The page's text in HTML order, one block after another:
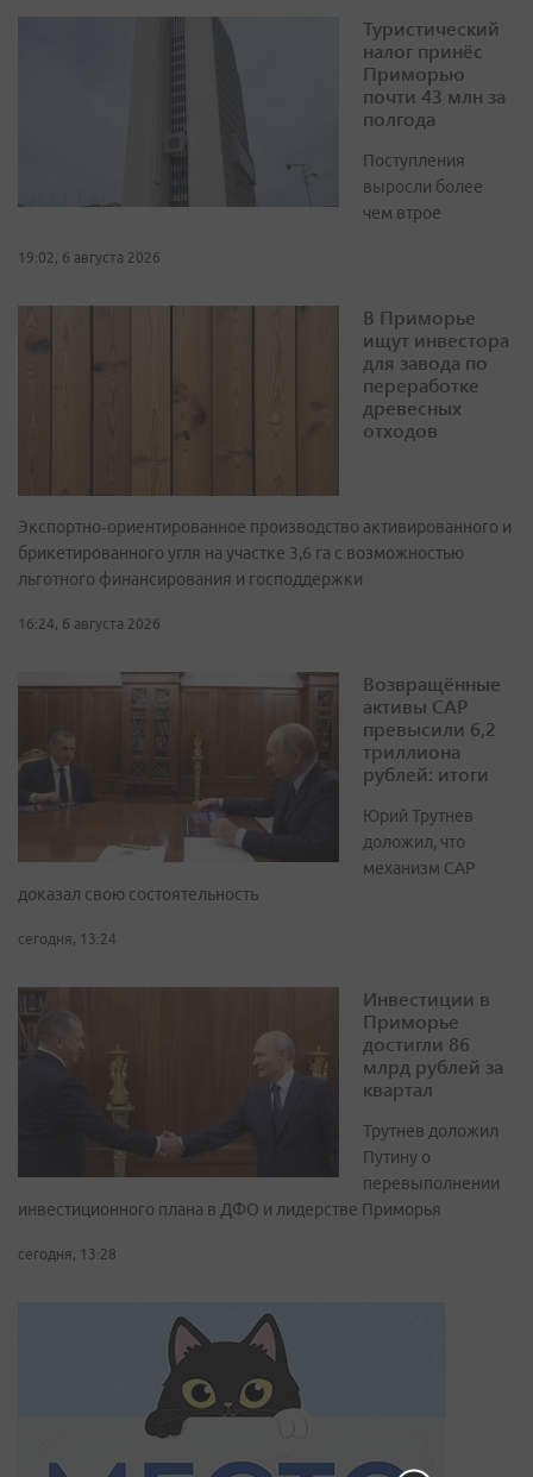
Туристический
налог принёс
Приморью
почти 43 млн за
полгода
Поступления
выросли более
чем втрое
19:02, 6 августа 2026
В Приморье
ищут инвестора
для завода по
переработке
древесных
отходов
Экспортно‑ориентированное производство активированного и
брикетированного угля на участке 3,6 га с возможностью
льготного финансирования и господдержки
16:24, 6 августа 2026
Возвращённые
активы САР
превысили 6,2
триллиона
рублей: итоги
Юрий Трутнев
доложил, что
механизм САР
доказал свою состоятельность
сегодня, 13:24
Инвестиции в
Приморье
достигли 86
млрд рублей за
квартал
Трутнев доложил
Путину о
перевыполнении
инвестиционного плана в ДФО и лидерстве Приморья
сегодня, 13:28